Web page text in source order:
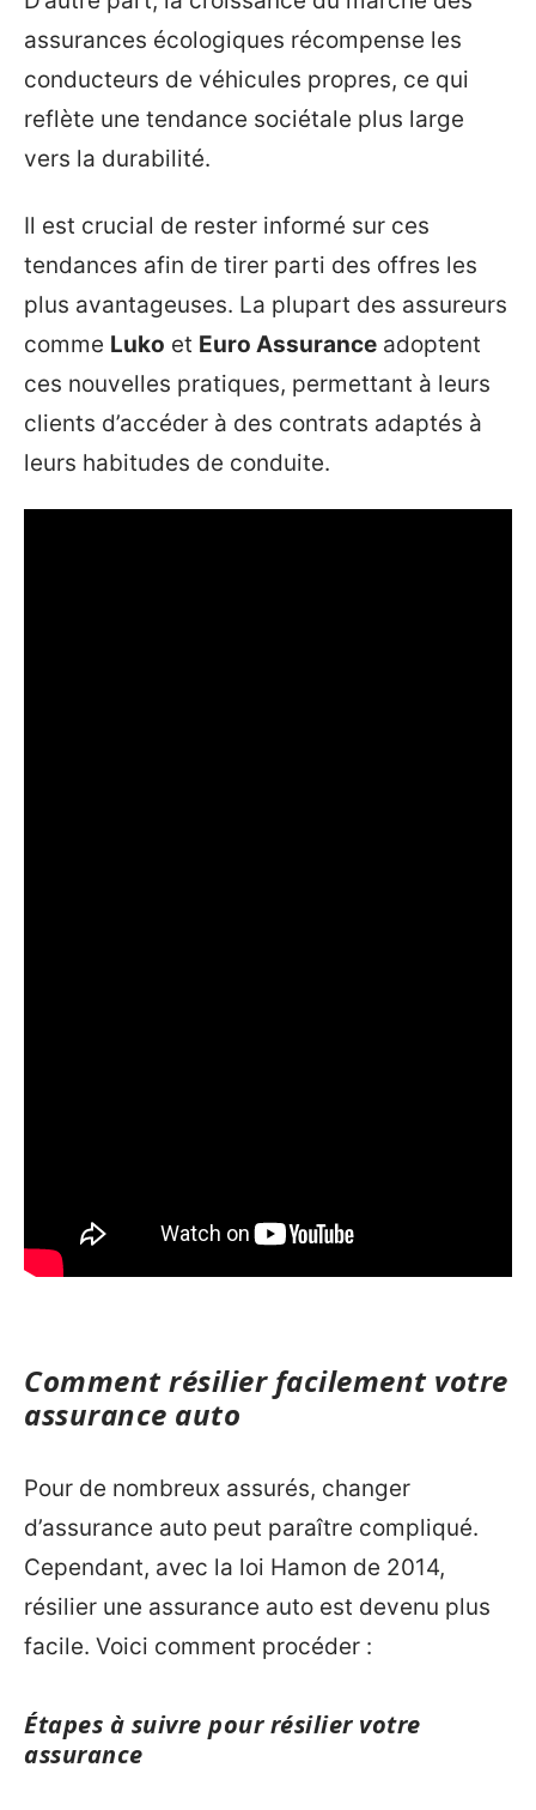
assurances écologiques récompense les
conducteurs de véhicules propres, ce qui
reflète une tendance sociétale plus large
vers la durabilité.
Il est crucial de rester informé sur ces
tendances afin de tirer parti des offres les
plus avantageuses. La plupart des assureurs
comme Luko et Euro Assurance adoptent
ces nouvelles pratiques, permettant à leurs
clients d’accéder à des contrats adaptés à
leurs habitudes de conduite.
Comment résilier facilement votre
assurance auto
Pour de nombreux assurés, changer
d’assurance auto peut paraître compliqué.
Cependant, avec la loi Hamon de 2014,
résilier une assurance auto est devenu plus
facile. Voici comment procéder :
Étapes à suivre pour résilier votre
assurance